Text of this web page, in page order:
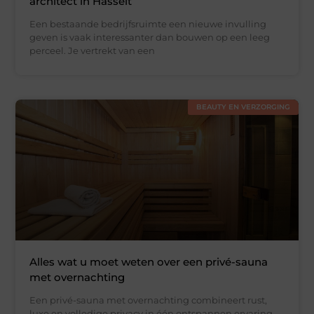
Een bestaande bedrijfsruimte een nieuwe invulling
geven is vaak interessanter dan bouwen op een leeg
perceel. Je vertrekt van een
BEAUTY EN VERZORGING
Alles wat u moet weten over een privé-sauna
met overnachting
Een privé-sauna met overnachting combineert rust,